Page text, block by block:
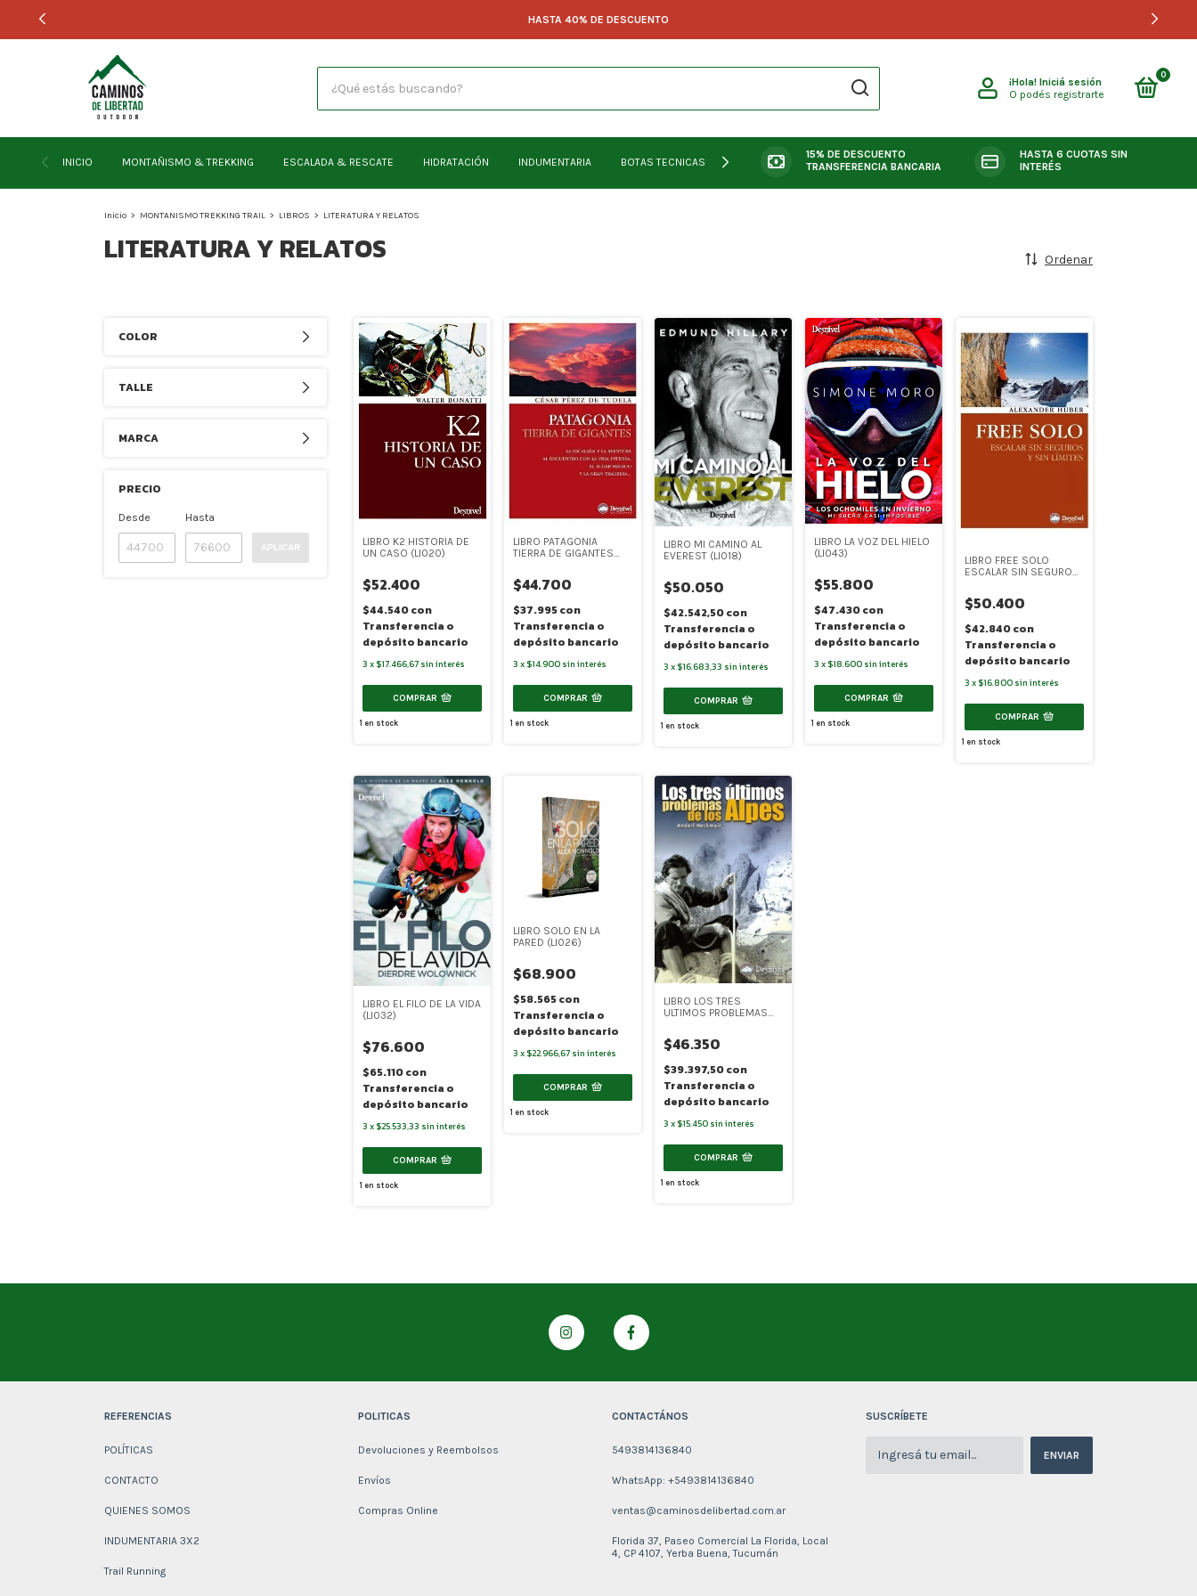
HASTA 40% DE DESCUENTO
¡Hola! Iniciá sesión
O podés registrarte
0
INICIO MONTAÑISMO & TREKKING ESCALADA & RESCATE HIDRATACIÓN INDUMENTARIA BOTAS TECNICAS & PEDULAS
15% DE DESCUENTO
TRANSFERENCIA BANCARIA
HASTA 6 CUOTAS SIN
INTERÉS
Inicio > MONTANISMO TREKKING TRAIL > LIBROS > LITERATURA Y RELATOS
LITERATURA Y RELATOS Ordenar
COLOR
TALLE
MARCA
PRECIO
Desde Hasta
APLICAR
LIBRO K2 HISTORIA DE
UN CASO (LI020)
$52.400
$44.540con
Transferencia o
depósito bancario
3 x $17.466,67 sin interés
COMPRAR
1 en stock
LIBRO PATAGONIA
TIERRA DE GIGANTES
$44.700
$37.995con
Transferencia o
depósito bancario
3 x $14.900 sin interés
COMPRAR
1 en stock
LIBRO MI CAMINO AL
EVEREST (LI018)
$50.050
$42.542,50con
Transferencia o
depósito bancario
3 x $16.683,33 sin interés
COMPRAR
1 en stock
LIBRO LA VOZ DEL HIELO
(LI043)
$55.800
$47.430con
Transferencia o
depósito bancario
3 x $18.600 sin interés
COMPRAR
1 en stock
LIBRO FREE SOLO
ESCALAR SIN SEGUROS
$50.400
$42.840con
Transferencia o
depósito bancario
3 x $16.800 sin interés
COMPRAR
1 en stock
LIBRO EL FILO DE LA VIDA
(LI032)
$76.600
$65.110con
Transferencia o
depósito bancario
3 x $25.533,33 sin interés
COMPRAR
1 en stock
LIBRO SOLO EN LA
PARED (LI026)
$68.900
$58.565con
Transferencia o
depósito bancario
3 x $22.966,67 sin interés
COMPRAR
1 en stock
LIBRO LOS TRES
ULTIMOS PROBLEMAS
$46.350
$39.397,50con
Transferencia o
depósito bancario
3 x $15.450 sin interés
COMPRAR
1 en stock
REFERENCIAS
POLÍTICAS
CONTACTO
QUIENES SOMOS
INDUMENTARIA 3X2
Trail Running
POLITICAS
Devoluciones y Reembolsos
Envíos
Compras Online
CONTACTÁNOS
5493814136840
WhatsApp: +5493814136840
ventas@caminosdelibertad.com.ar
Florida 37, Paseo Comercial La Florida, Local
4, CP 4107, Yerba Buena, Tucumán
SUSCRÍBETE